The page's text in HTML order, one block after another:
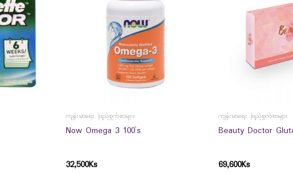
ကျန်းမာရေး ဖြည့်စွက်စာများ
Now Omega 3 100`s
32,500Ks
ကျန်းမာရေး ဖြည့်စွက်စာများ
Beauty Doctor
69,600Ks